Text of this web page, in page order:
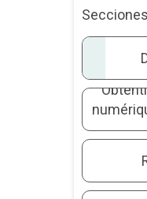
Secciones